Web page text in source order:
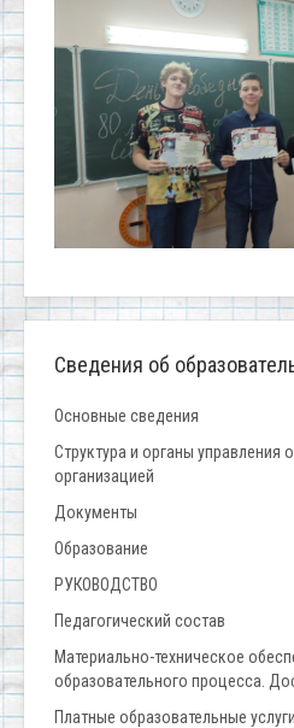
Сведения об
Основные сведения
Структура и органы управления
организацией
Документы
Образование
РУКОВОДСТВО
Педагогический состав
Материально-техническое
образовательного процесса.
Платные образовательные